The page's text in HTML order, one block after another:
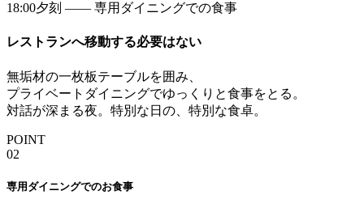
18:00夕刻 —— 専用ダイニングでの食事
レストランへ移動する必要はない
無垢材の一枚板テーブルを囲み、
プライベートダイニングでゆっくりと食事をとる。
対話が深まる夜。特別な日の、特別な食卓。
POINT
02
専用ダイニングでのお食事